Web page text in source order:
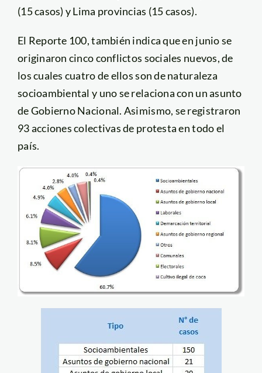
(15 casos) y Lima provincias (15 casos).
El Reporte 100, también indica que en junio se
originaron cinco conflictos sociales nuevos, de
los cuales cuatro de ellos son de naturaleza
socioambiental y uno se relaciona con un asunto
de Gobierno Nacional. Asimismo, se registraron
93 acciones colectivas de protesta en todo el
país.